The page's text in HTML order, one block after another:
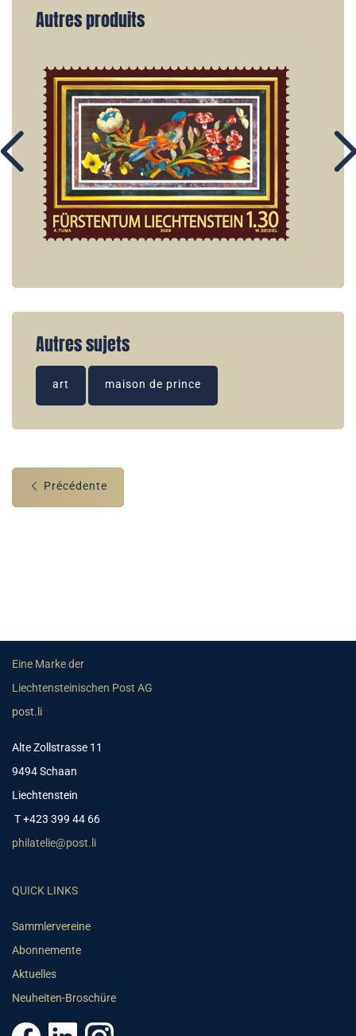
Autres produits
Autres sujets
art maison de prince
Précédente
Eine Marke der
Liechtensteinischen Post AG
post.li
Alte Zollstrasse 11
9494 Schaan
Liechtenstein
T +423 399 44 66
philatelie@post.li
QUICK LINKS
Sammlervereine
Abonnemente
Aktuelles
Neuheiten-Broschüre